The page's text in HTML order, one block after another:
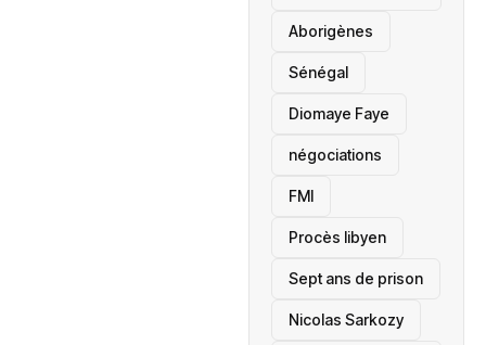
Aborigènes
Sénégal
Diomaye Faye
négociations
FMI
Procès libyen
Sept ans de prison
Nicolas Sarkozy